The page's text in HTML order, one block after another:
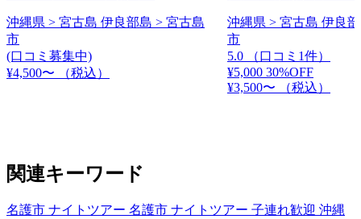
沖縄県 > 宮古島 伊良部島 > 宮古島
市
(口コミ募集中)
¥4,500〜
（税込）
沖縄県 > 宮古島 伊良
市
5.0
（口コミ1件）
¥5,000 30%OFF
¥3,500〜
（税込）
関連キーワード
名護市 ナイトツアー 名護市 ナイトツアー 子連れ歓迎 沖縄